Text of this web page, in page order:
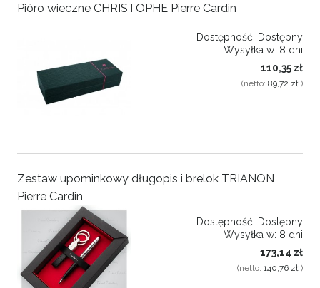
Pióro wieczne CHRISTOPHE Pierre Cardin
Dostępność: Dostępny
Wysyłka w: 8 dni
110,35 zł
(netto: 89,72 zł )
Zestaw upominkowy długopis i brelok TRIANON
Pierre Cardin
Dostępność: Dostępny
Wysyłka w: 8 dni
173,14 zł
(netto: 140,76 zł )